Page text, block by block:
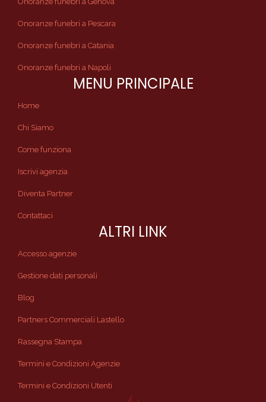
Onoranze funebri a Pescara
Onoranze funebri a Catania
Onoranze funebri a Napoli
MENU PRINCIPALE
Home
Chi Siamo
Come funziona
Iscrivi agenzia
Diventa Partner
Contattaci
ALTRI LINK
Accesso agenzie
Gestione dati personali
Blog
Partners Commerciali Lastello
Rassegna Stampa
Termini e Condizioni Agenzie
Termini e Condizioni Utenti